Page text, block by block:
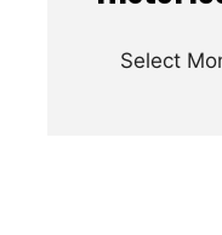
Archives